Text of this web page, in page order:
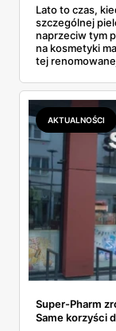
Lato to czas,
szczególnej
naprzeciw tym
na kosmetyki
tej
kosmetyków i
AKTUALNOŚCI
Super-Pharm
Same korzyści